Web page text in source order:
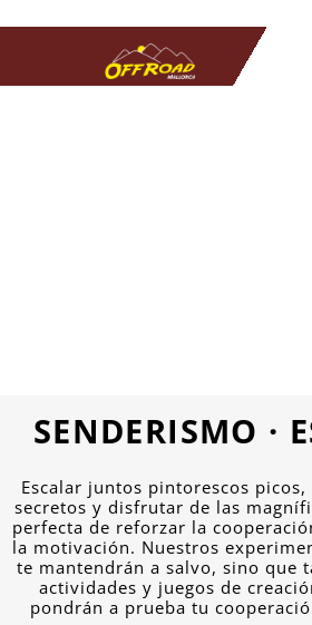
SENDERISMO ·
Escalar juntos pintorescos
secretos y disfrutar de las
perfecta de reforzar la
la motivación. Nuestros
te mantendrán a salvo, sino que
actividades y juegos de
pondrán a prueba tu